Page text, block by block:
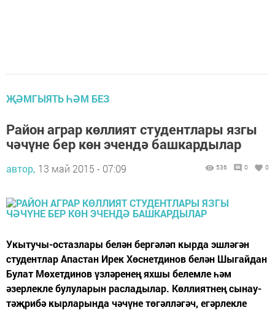
ҖӘМГЫЯТЬ ҺӘМ БЕЗ
Район аграр көллият студентлары язгы
чәчүне бер көн эчендә башкардылар
автор, 13 май 2015 - 07:09 536 0 0
Укытучы-остазлары белән бергәләп кырда эшләгән
студентлар Апастан Ирек Хөснетдинов белән Шыгайдан
Булат Мөхетдинов үзләренең яхшы белемле һәм
әзерлекле булуларын расладылар. Көллиятнең сынау-
тәҗрибә кырларында чәчүне төгәлләгәч, егәрлекле